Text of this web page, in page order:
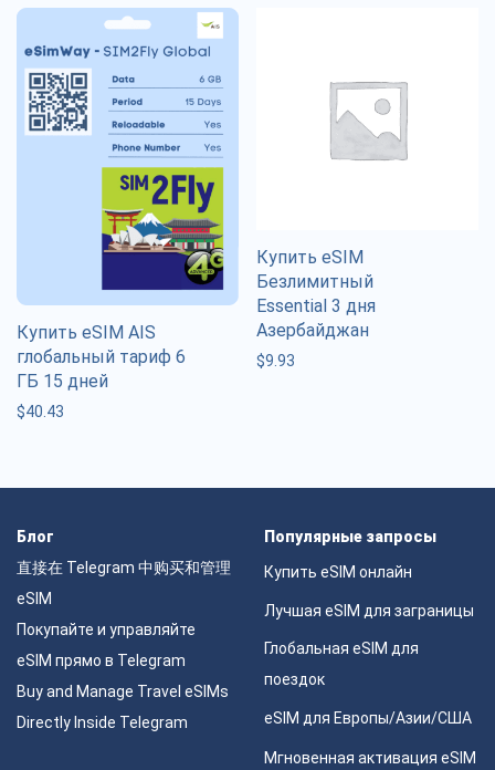
Купить eSIM AIS
глобальный тариф 6
ГБ 15 дней
$40.43
Купить eSIM
Безлимитный
Essential 3 дня
Азербайджан
$9.93
Блог
直接在 Telegram 中购买和管理
eSIM
Покупайте и управляйте
eSIM прямо в Telegram
Buy and Manage Travel eSIMs
Directly Inside Telegram
Популярные запросы
Купить eSIM онлайн
Лучшая eSIM для заграницы
Глобальная eSIM для
поездок
eSIM для Европы/Азии/США
Мгновенная активация eSIM